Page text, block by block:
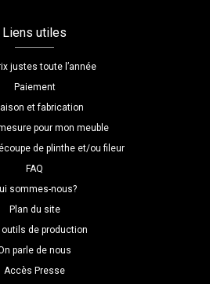
Liens utiles
justes toute l’année
Paiement
et fabrication
pour mon meuble
de plinthe et/ou fileur
FAQ
sommes-nous?
Plan du site
outils de production
parle de nous
Accès Presse